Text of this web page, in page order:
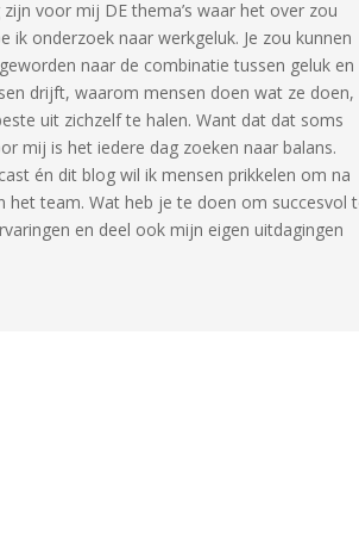
voor mij DE thema’s waar het over zou
onderzoek naar werkgeluk. Je zou kunnen
naar de combinatie tussen geluk en
drijft, waarom mensen doen wat ze doen,
uit zichzelf te halen. Want dat dat soms
mij is het iedere dag zoeken naar balans.
én dit blog wil ik mensen prikkelen om na
het team. Wat heb je te doen om succesvol
en deel ook mijn eigen uitdagingen